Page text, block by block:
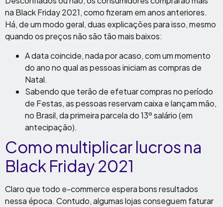
na Black Friday 2021, como fizeram em anos anteriores.
Há, de um modo geral, duas explicações para isso, mesmo
quando os preços não são tão mais baixos:
A data coincide, nada por acaso, com um momento
do ano no qual as pessoas iniciam as compras de
Natal.
Sabendo que terão de efetuar compras no período
de Festas, as pessoas reservam caixa e lançam mão,
no Brasil, da primeira parcela do 13º salário (em
antecipação).
Como multiplicar lucros na
Black Friday 2021
Claro que todo e-commerce espera bons resultados
nessa época. Contudo, algumas lojas conseguem faturar